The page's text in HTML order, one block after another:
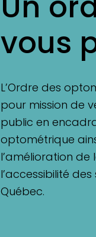
vous
L’Ordre des
pour mission de
public en
optométrique
l’amélioration
l’accessibilité
Québec.